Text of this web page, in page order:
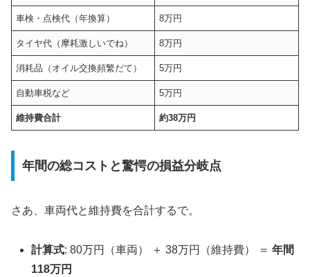
車検・点検代（年換算） 8万円
タイヤ代（摩耗激しいでね） 8万円
消耗品（オイル交換頻繁だて） 5万円
自動車税など 5万円
維持費合計 約38万円
年間の総コストと驚愕の損益分岐点
さあ、車両代と維持費を合計するで。
計算式: 80万円（車両） ＋ 38万円（維持費） ＝年間
118万円